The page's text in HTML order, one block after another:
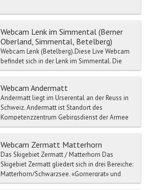
Webcam Lenk im Simmental (Berner
Oberland, Simmental, Betelberg)
Webcam Lenk (Betelberg).Diese Live Webcam
befindet sich in der Lenk im Simmental. Die
Lenk ist die höchst gelegene Gemeinde im
Webcam Andermatt
Andermatt liegt im Urserental an der Reuss in
Schweiz. Andermatt ist Standort des
Kompetenzzentrum Gebirgsdienst der Armee
der Schweizer Armee. Der...
Webcam Zermatt Matterhorn
Das Skigebiet Zermatt / Matterhorn Das
Skigebiet Zermatt gliedert sich in drei Bereiche:
Matterhorn/Schwarzsee, «Gornergrat» und
Sunegga Rothorn. ...